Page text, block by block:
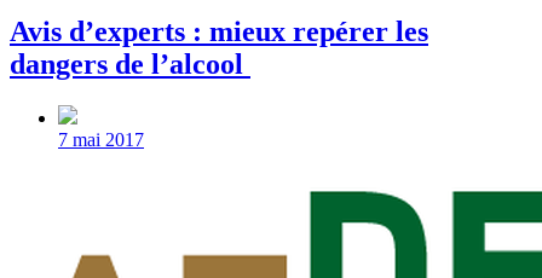
Avis d’experts : mieux repérer les
dangers de l’alcool
Post
date
7 mai 2017